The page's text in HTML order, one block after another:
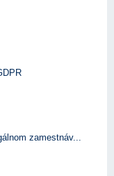
zamestnáv...